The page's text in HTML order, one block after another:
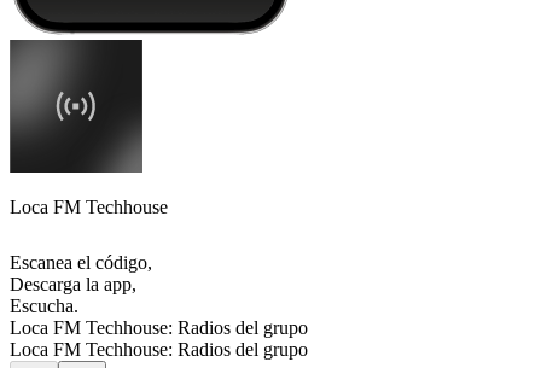
Loca FM Techhouse
Escanea el código,
Descarga la app,
Escucha.
Loca FM Techhouse: Radios del grupo
Loca FM Techhouse: Radios del grupo